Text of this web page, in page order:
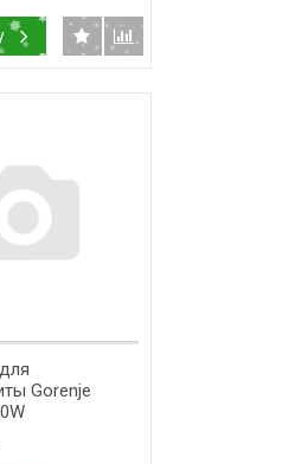
Gorenje